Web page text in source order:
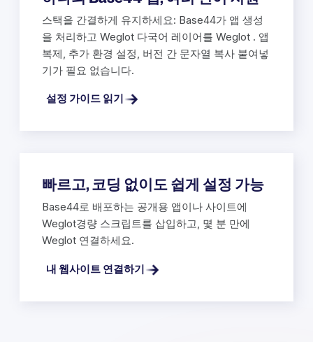
스택을 간결하게 유지하세요: Base44가 앱 생성
을 처리하고 Weglot 다국어 레이어를 Weglot . 앱
복제, 추가 환경 설정, 버전 간 문자열 복사 붙여넣
기가 필요 없습니다.
설정 가이드 읽기
빠르고, 코딩 없이도 쉽게 설정 가능
Base44로 배포하는 공개용 앱이나 사이트에
Weglot경량 스크립트를 삽입하고, 몇 분 만에
Weglot 연결하세요.
내 웹사이트 연결하기